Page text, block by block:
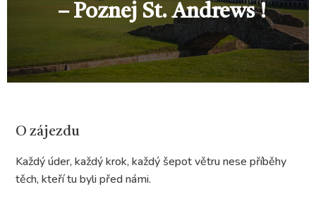
– Poznej St. Andrews !
O zájezdu
Každý úder, každý krok, každý šepot větru nese příběhy
těch, kteří tu byli před námi.